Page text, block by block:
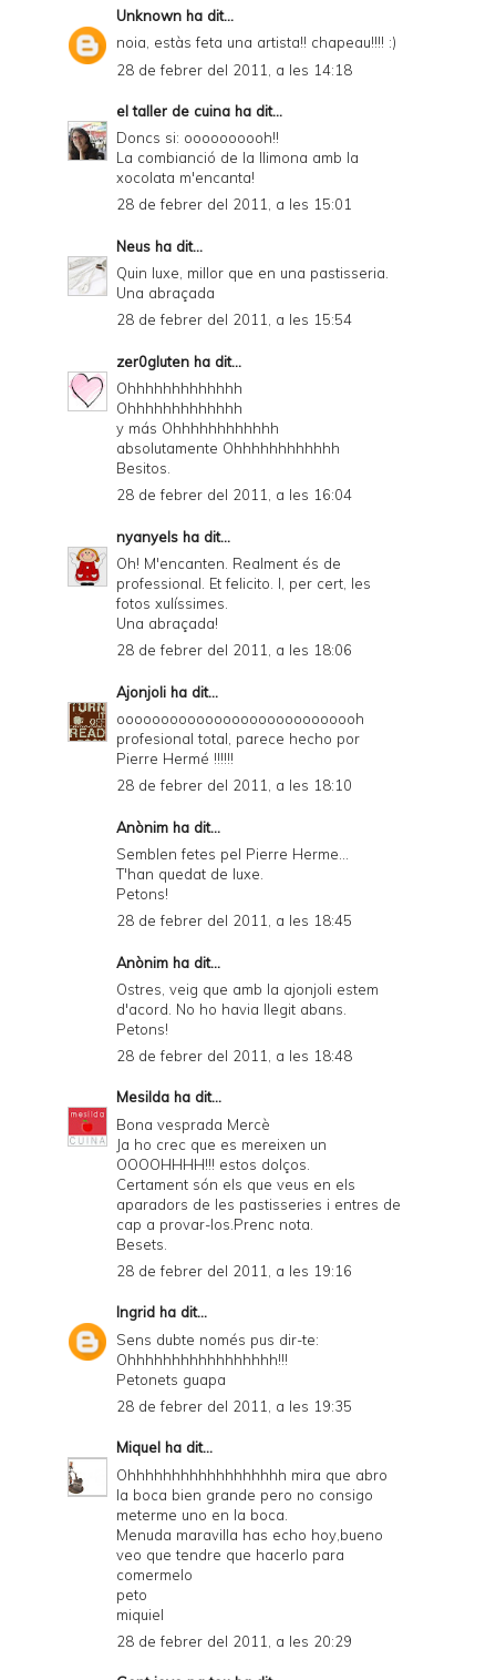
Unknown ha dit...
noia, estàs feta una artista!! chapeau!!!! :)
28 de febrer del 2011, a les 14:18
el taller de cuina ha dit...
Doncs si: oooooooooh!!
La combianció de la llimona amb la
xocolata m'encanta!
28 de febrer del 2011, a les 15:01
Neus ha dit...
Quin luxe, millor que en una pastisseria.
Una abraçada
28 de febrer del 2011, a les 15:54
zer0gluten ha dit...
Ohhhhhhhhhhhhh
Ohhhhhhhhhhhhh
y más Ohhhhhhhhhhhh
absolutamente Ohhhhhhhhhhhh
Besitos.
28 de febrer del 2011, a les 16:04
nyanyels ha dit...
Oh! M'encanten. Realment és de
professional. Et felicito. I, per cert, les
fotos xulíssimes.
Una abraçada!
28 de febrer del 2011, a les 18:06
Ajonjoli ha dit...
oooooooooooooooooooooooooooh
profesional total, parece hecho por
Pierre Hermé !!!!!!
28 de febrer del 2011, a les 18:10
Anònim ha dit...
Semblen fetes pel Pierre Herme...
T'han quedat de luxe.
Petons!
28 de febrer del 2011, a les 18:45
Anònim ha dit...
Ostres, veig que amb la ajonjoli estem
d'acord. No ho havia llegit abans.
Petons!
28 de febrer del 2011, a les 18:48
Mesilda ha dit...
Bona vesprada Mercè
Ja ho crec que es mereixen un
OOOOHHHH!!! estos dolços.
Certament són els que veus en els
aparadors de les pastisseries i entres de
cap a provar-los.Prenc nota.
Besets.
28 de febrer del 2011, a les 19:16
Ingrid ha dit...
Sens dubte només pus dir-te:
Ohhhhhhhhhhhhhhhhh!!!
Petonets guapa
28 de febrer del 2011, a les 19:35
Miquel ha dit...
Ohhhhhhhhhhhhhhhhhh mira que abro
la boca bien grande pero no consigo
meterme uno en la boca.
Menuda maravilla has echo hoy,bueno
veo que tendre que hacerlo para
comermelo
peto
miquiel
28 de febrer del 2011, a les 20:29